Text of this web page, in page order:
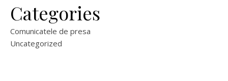
Categories
Comunicatele de presa
Uncategorized